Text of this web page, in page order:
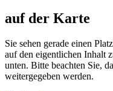
auf der Karte
Sie sehen gerade einen
auf den eigentlichen Inhalt
unten. Bitte beachten Sie,
weitergegeben werden.